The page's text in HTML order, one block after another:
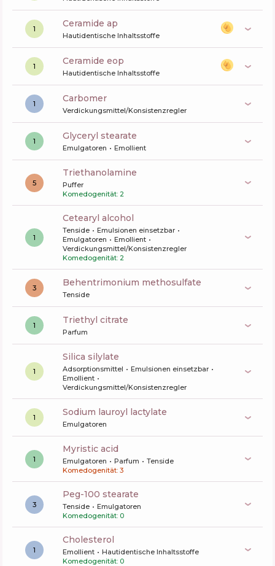
1 ceramide ap
Hautidentische Inhaltsstoffe
1 ceramide eop
Hautidentische Inhaltsstoffe
1 carbomer
Verdickungsmittel/Konsistenzregler
1 glyceryl stearate
Emulgatoren Emollient
5
triethanolamine
Puffer
Komedogenität: 2
1
cetearyl alcohol
Tenside
Emulsionen einsetzbar
Emulgatoren
Emollient
Verdickungsmittel/Konsistenzregler
Komedogenität: 2
3 behentrimonium methosulfate
Tenside
1 triethyl citrate
Parfum
1
silica silylate
Adsorptionsmittel
Emulsionen einsetzbar
Emollient
Verdickungsmittel/Konsistenzregler
1 sodium lauroyl lactylate
Emulgatoren
1
myristic acid
Emulgatoren Parfum
Tenside
Komedogenität: 3
3
peg-100 stearate
Tenside
Emulgatoren
Komedogenität: 0
1
cholesterol
Emollient
Hautidentische Inhaltsstoffe
Komedogenität: 0